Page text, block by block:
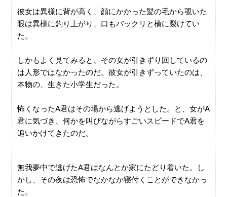
彼女は異様に背が高く、顔にかかった髪の毛から覗いた
眼は異様に釣り上がり、口もバックリと横に裂けてい
た。
しかもよく見てみると、その女が引きずり回しているの
は人形ではなかったのだ。彼女が引きずっていたのは、
本物の、生きた小学生だった。
怖くなったA君はその場から逃げようとした。と、女がA
君に気づき、何かを叫びながらすごいスピードでA君を
追いかけてきたのだ。
無我夢中で逃げたA君はなんとか家にたどり着いた。し
かし、その夜は恐怖でなかなか寝付くことができなかっ
た。